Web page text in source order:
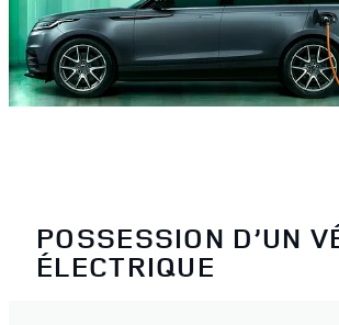
POSSESSION D’UN
ÉLECTRIQUE